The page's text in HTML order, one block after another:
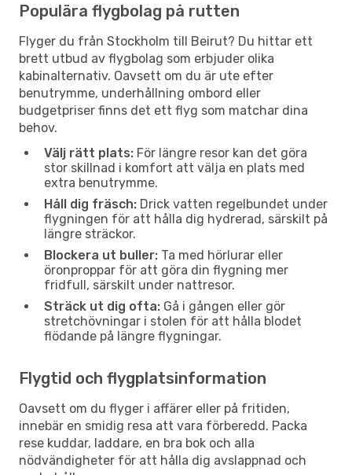
Populära flygbolag på rutten
Flyger du från Stockholm till Beirut? Du hittar ett
brett utbud av flygbolag som erbjuder olika
kabinalternativ. Oavsett om du är ute efter
benutrymme, underhållning ombord eller
budgetpriser finns det ett flyg som matchar dina
behov.
Välj rätt plats: För längre resor kan det göra
stor skillnad i komfort att välja en plats med
extra benutrymme.
Håll dig fräsch: Drick vatten regelbundet under
flygningen för att hålla dig hydrerad, särskilt på
längre sträckor.
Blockera ut buller: Ta med hörlurar eller
öronproppar för att göra din flygning mer
fridfull, särskilt under nattresor.
Sträck ut dig ofta: Gå i gången eller gör
stretchövningar i stolen för att hålla blodet
flödande på längre flygningar.
Flygtid och flygplatsinformation
Oavsett om du flyger i affärer eller på fritiden,
innebär en smidig resa att vara förberedd. Packa
rese kuddar, laddare, en bra bok och alla
nödvändigheter för att hålla dig avslappnad och